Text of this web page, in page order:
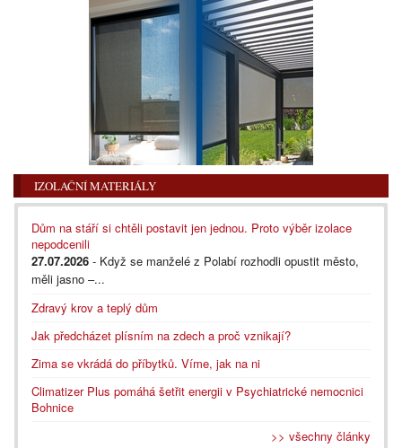
IZOLAČNÍ MATERIÁLY
Dům na stáří si chtěli postavit jen jednou. Proto výběr izolace
nepodcenili
27.07.2026 - Když se manželé z Polabí rozhodli opustit město,
měli jasno –...
Zdravý krov a teplý dům
Jak předcházet plísním na zdech a proč vznikají?
Zima se vkrádá do příbytků. Víme, jak na ni
Climatizer Plus pomáhá šetřit energii v Psychiatrické nemocnici
Bohnice
>> všechny články